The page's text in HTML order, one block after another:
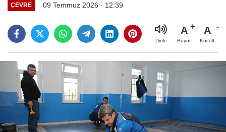
ÇEVRE 09 Temmuz 2026 - 12:39
Dinle
A
Büyüt
A
Küçült